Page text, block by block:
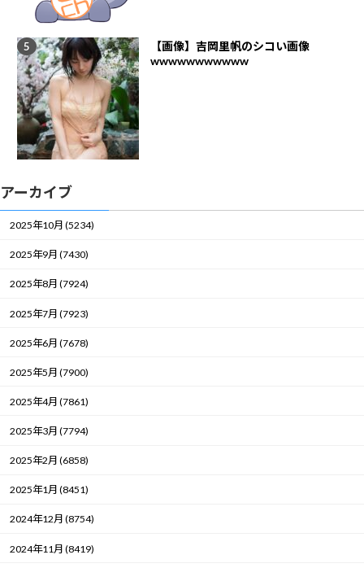
【画像】吉岡里帆のシコい画像
wwwwwwwwwww
アーカイブ
2025年10月 (5234)
2025年9月 (7430)
2025年8月 (7924)
2025年7月 (7923)
2025年6月 (7678)
2025年5月 (7900)
2025年4月 (7861)
2025年3月 (7794)
2025年2月 (6858)
2025年1月 (8451)
2024年12月 (8754)
2024年11月 (8419)